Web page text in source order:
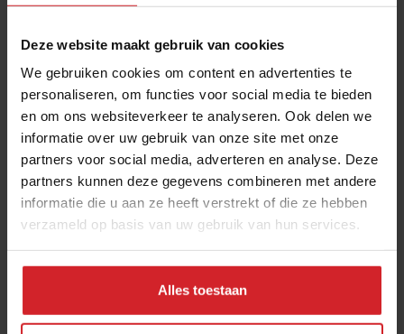
Deze website maakt gebruik van cookies
We gebruiken cookies om content en advertenties te
personaliseren, om functies voor social media te bieden
en om ons websiteverkeer te analyseren. Ook delen we
informatie over uw gebruik van onze site met onze
partners voor social media, adverteren en analyse. Deze
partners kunnen deze gegevens combineren met andere
informatie die u aan ze heeft verstrekt of die ze hebben
verzameld op basis van uw gebruik van hun services.
Alles toestaan
werkdag
Uitspreken van waardering
Een gezellige werkplek met moderne technologie
Bijzondere teamuitjes of werkvakanties
Groeimogelijkheden
Met stip bovenaan staat de (financiële) beloning. Dus